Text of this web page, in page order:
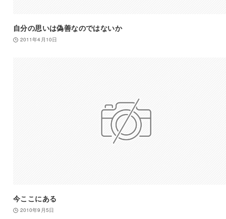
自分の思いは偽善なのではないか
2011年4月10日
今ここにある
2010年9月5日